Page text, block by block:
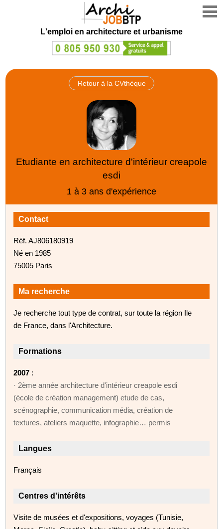
L'emploi en architecture et urbanisme
Retour à la CVthèque
Etudiante en architecture d'intérieur creapole
esdi
1 à 3 ans d'expérience
Contact
Réf. AJ806180919
Né en 1985
75005 Paris
Ma recherche
Je recherche tout type de contrat, sur toute la région Ile
de France, dans l'Architecture.
Formations
2007 :
· 2ème année architecture d'intérieur creapole esdi
(école de création management) etude de cas,
scénographie, communication média, création de
textures, ateliers maquette, infographie… permis
Langues
Français
Centres d'intérêts
Visite de musées et d'expositions, voyages (Tunisie,